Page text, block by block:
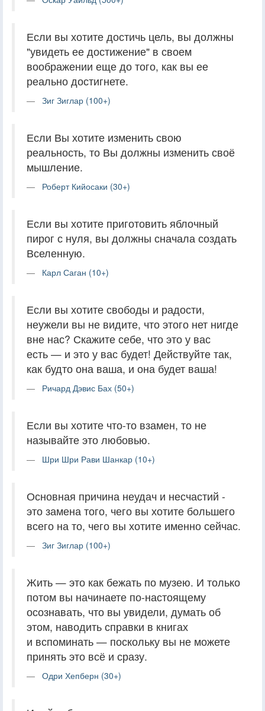
Если вы хотите достичь цель, вы должны
"увидеть ее достижение" в своем
воображении еще до того, как вы ее
реально достигнете.
Зиг Зиглар (100+)
Если Вы хотите изменить свою
реальность, то Вы должны изменить своё
мышление.
Роберт Кийосаки (30+)
Если вы хотите приготовить яблочный
пирог с нуля, вы должны сначала создать
Вселенную.
Карл Саган (10+)
Если вы хотите свободы и радости,
неужели вы не видите, что этого нет нигде
вне нас? Скажите себе, что это у вас
есть — и это у вас будет! Действуйте так,
как будто она ваша, и она будет ваша!
Ричард Дэвис Бах (50+)
Если вы хотите что-то взамен, то не
называйте это любовью.
Шри Шри Рави Шанкар (10+)
Основная причина неудач и несчастий -
это замена того, чего вы хотите большего
всего на то, чего вы хотите именно сейчас.
Зиг Зиглар (100+)
Жить — это как бежать по музею. И только
потом вы начинаете по-настоящему
осознавать, что вы увидели, думать об
этом, наводить справки в книгах
и вспоминать — поскольку вы не можете
принять это всё и сразу.
Одри Хепберн (30+)